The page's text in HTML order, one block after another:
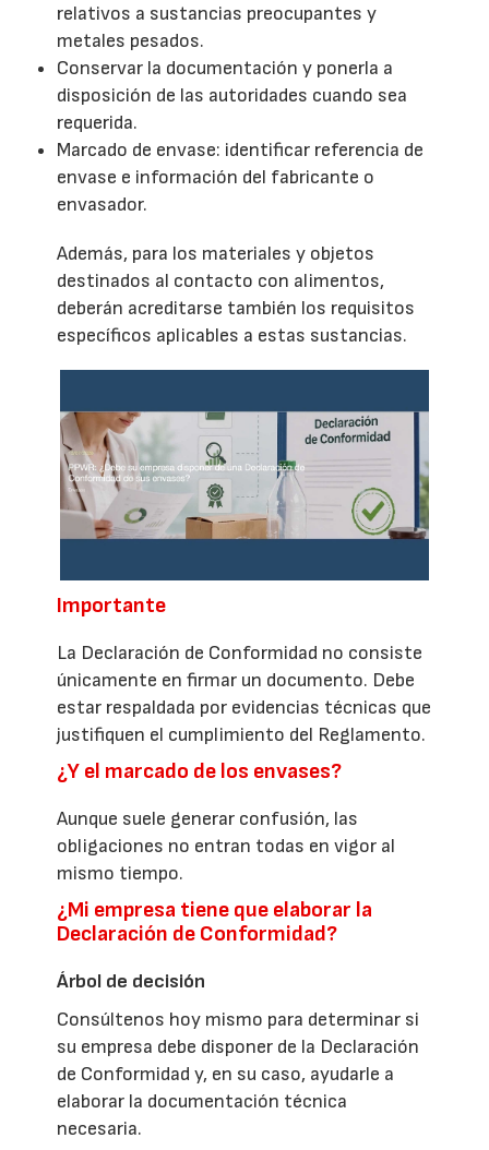
relativos a sustancias preocupantes y
metales pesados.
Conservar la documentación y ponerla a
disposición de las autoridades cuando sea
requerida.
Marcado de envase: identificar referencia de
envase e información del fabricante o
envasador.
Además, para los materiales y objetos
destinados al contacto con alimentos,
deberán acreditarse también los requisitos
específicos aplicables a estas sustancias.
Importante
La Declaración de Conformidad no consiste
únicamente en firmar un documento. Debe
estar respaldada por evidencias técnicas que
justifiquen el cumplimiento del Reglamento.
¿Y el marcado de los envases?
Aunque suele generar confusión, las
obligaciones no entran todas en vigor al
mismo tiempo.
¿Mi empresa tiene que elaborar la
Declaración de Conformidad?
Árbol de decisión
Consúltenos hoy mismo para determinar si
su empresa debe disponer de la Declaración
de Conformidad y, en su caso, ayudarle a
elaborar la documentación técnica
necesaria.